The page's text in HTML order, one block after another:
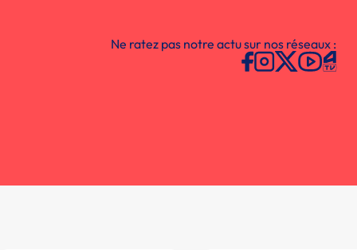
Ne ratez pas notre actu sur nos réseaux :